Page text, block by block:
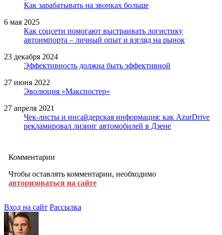
Как зарабатывать на звонках больше
6 мая 2025
Как соцсети помогают выстраивать логистику
автоимпорта – личный опыт и взгляд на рынок
23 декабря 2024
Эффективность должна быть эффективной
27 июня 2022
Эволюция «Макспостер»
27 апреля 2021
Чек-листы и инсайдерская информация: как AzurDrive
рекламировал лизинг автомобилей в Дзене
Комментарии
Чтобы оставлять комментарии, необходимо
авторизоваться на сайте
Вход на сайт Рассылка